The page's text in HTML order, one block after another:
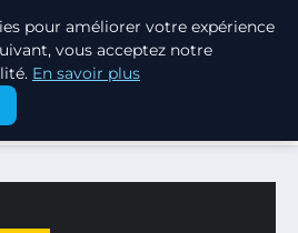
FOOTPRINT
ÉMISSIONS
DE L’EUROPE ET L’ÉLAN…
pour améliorer votre expérience
vous acceptez notre
En savoir plus